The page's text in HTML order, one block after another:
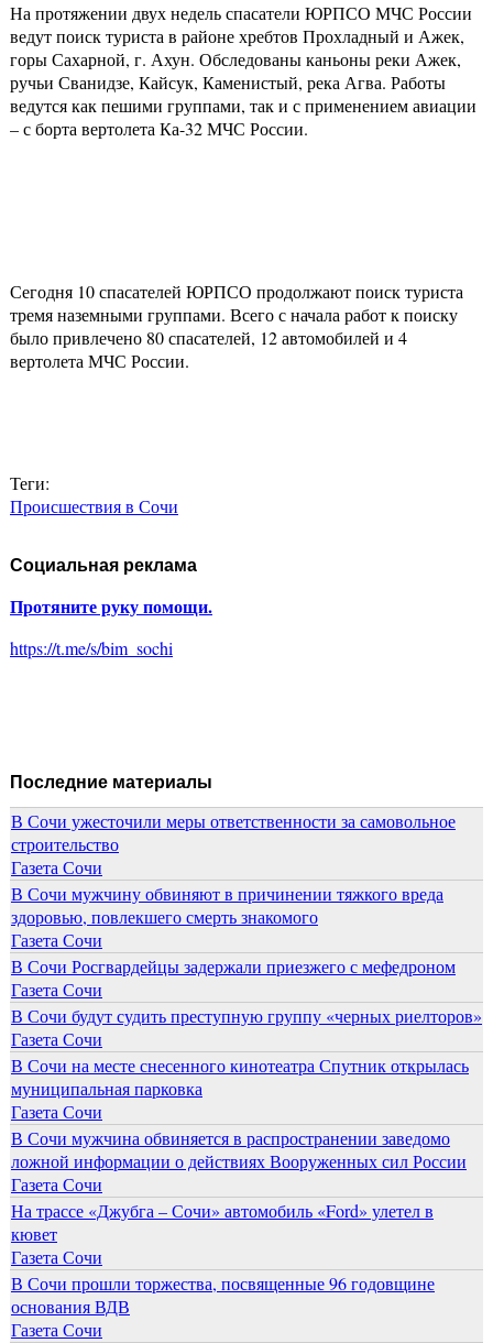
На протяжении двух недель спасатели ЮРПСО МЧС России
ведут поиск туриста в районе хребтов Прохладный и Ажек,
горы Сахарной, г. Ахун. Обследованы каньоны реки Ажек,
ручьи Сванидзе, Кайсук, Каменистый, река Агва. Работы
ведутся как пешими группами, так и с применением авиации
– с борта вертолета Ка-32 МЧС России.
Сегодня 10 спасателей ЮРПСО продолжают поиск туриста
тремя наземными группами. Всего с начала работ к поиску
было привлечено 80 спасателей, 12 автомобилей и 4
вертолета МЧС России.
Теги:
Происшествия в Сочи
Социальная реклама
Протяните руку помощи.
https://t.me/s/bim_sochi
Последние материалы
В Сочи ужесточили меры ответственности за самовольное
строительство
Газета Сочи
В Сочи мужчину обвиняют в причинении тяжкого вреда
здоровью, повлекшего смерть знакомого
Газета Сочи
В Сочи Росгвардейцы задержали приезжего с мефедроном
Газета Сочи
В Сочи будут судить преступную группу «черных риелторов»
Газета Сочи
В Сочи на месте снесенного кинотеатра Спутник открылась
муниципальная парковка
Газета Сочи
В Сочи мужчина обвиняется в распространении заведомо
ложной информации о действиях Вооруженных сил России
Газета Сочи
На трассе «Джубга – Сочи» автомобиль «Ford» улетел в
кювет
Газета Сочи
В Сочи прошли торжества, посвященные 96 годовщине
основания ВДВ
Газета Сочи